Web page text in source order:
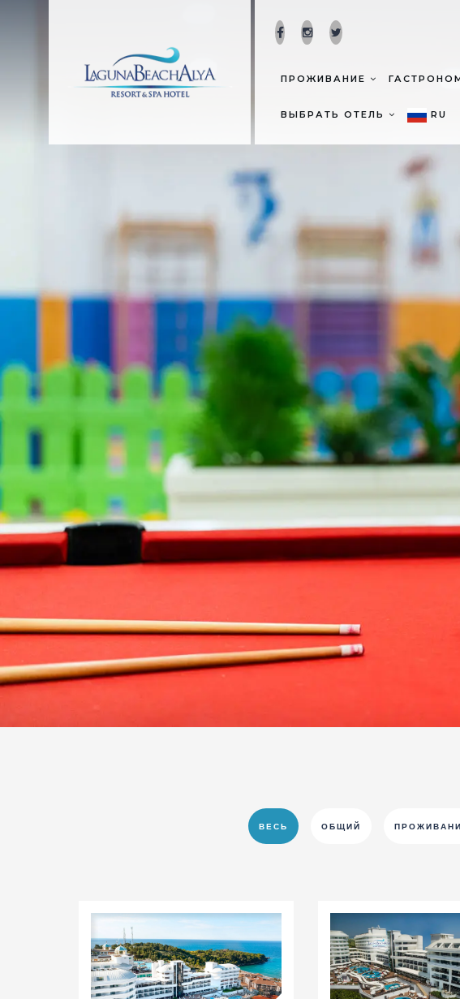
ПРОЖИВАНИЕ
ВЫБРАТЬ ОТЕЛЬ RU
ВЕСЬ ОБЩИЙ